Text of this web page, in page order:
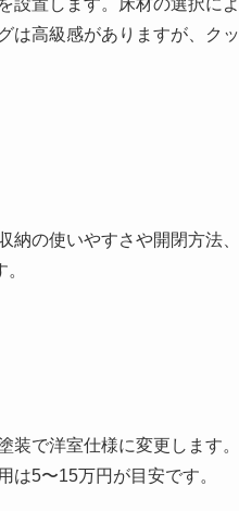
は高級感がありますが、ク
納の使いやすさや開閉方法
装で洋室仕様に変更します
は5〜15万円が目安です。